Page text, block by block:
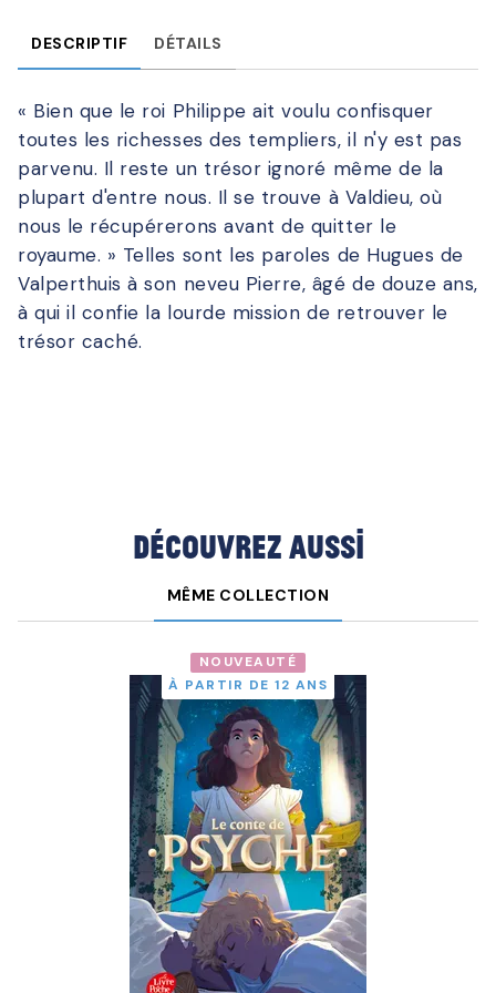
DESCRIPTIF DÉTAILS
« Bien que le roi Philippe ait voulu confisquer
toutes les richesses des templiers, il n'y est pas
parvenu. Il reste un trésor ignoré même de la
plupart d'entre nous. Il se trouve à Valdieu, où
nous le récupérerons avant de quitter le
royaume. » Telles sont les paroles de Hugues de
Valperthuis à son neveu Pierre, âgé de douze ans,
à qui il confie la lourde mission de retrouver le
trésor caché.
Découvrez aussi
MÊME COLLECTION
NOUVEAUTÉ
À PARTIR DE 12 ANS